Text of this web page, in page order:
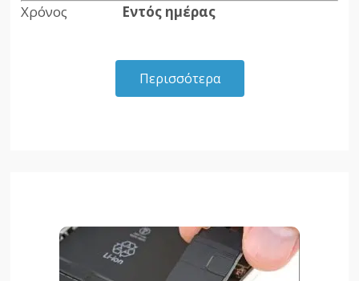
Χρόνος Εντός ημέρας
Περισσότερα